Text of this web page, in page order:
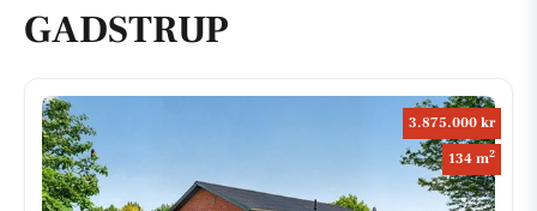
GADSTRUP
3.875.000 kr
134 m2